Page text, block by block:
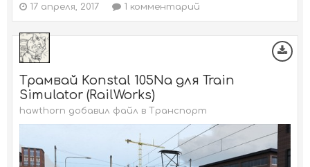
17 апреля, 2017 1 комментарий
Трамвай Konstal 105Na для Train
Simulator (RailWorks)
hawthorn добавил файл в Транспорт